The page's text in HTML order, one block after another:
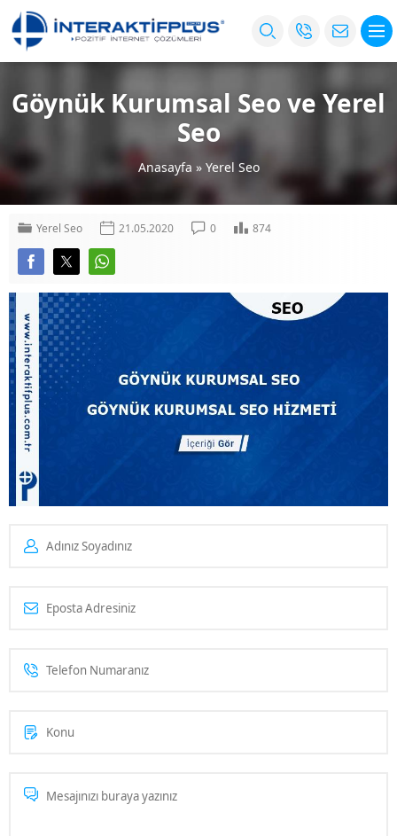
Göynük Kurumsal Seo ve Yerel
Seo
Anasayfa » Yerel Seo
Yerel Seo 21.05.2020 0 874